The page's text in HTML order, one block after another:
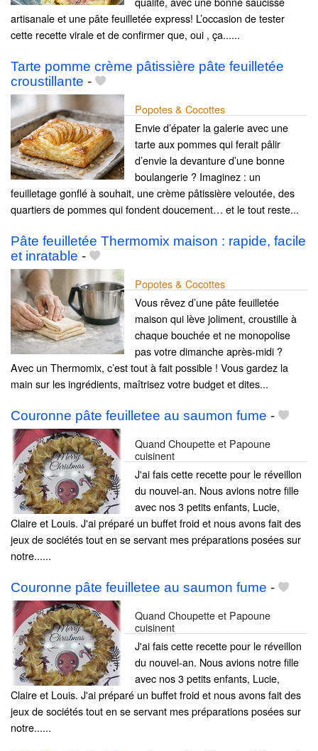
artisanale et une pâte feuilletée express! L’occasion de tester
cette recette virale et de confirmer que, oui , ça......
Tarte pomme crème pâtissière pâte feuilletée
croustillante -
Popotes & Cocottes
Envie d’épater la galerie avec une
tarte aux pommes qui ferait pâlir
d’envie la devanture d’une bonne
boulangerie ? Imaginez : un
feuilletage gonflé à souhait, une crème pâtissière veloutée, des
quartiers de pommes qui fondent doucement… et le tout reste...
Pâte feuilletée Thermomix maison : rapide, facile
et inratable -
Popotes & Cocottes
Vous rêvez d’une pâte feuilletée
maison qui lève joliment, croustille à
chaque bouchée et ne monopolise
pas votre dimanche après-midi ?
Avec un Thermomix, c’est tout à fait possible ! Vous gardez la
main sur les ingrédients, maîtrisez votre budget et dites...
Couronne pâte feuilletee au saumon fume -
Quand Choupette et Papoune
cuisinent
J'ai fais cette recette pour le réveillon
du nouvel-an. Nous avions notre fille
avec nos 3 petits enfants, Lucie,
Claire et Louis. J'ai préparé un buffet froid et nous avons fait des
jeux de sociétés tout en se servant mes préparations posées sur
notre......
Couronne pâte feuilletee au saumon fume -
Quand Choupette et Papoune
cuisinent
J'ai fais cette recette pour le réveillon
du nouvel-an. Nous avions notre fille
avec nos 3 petits enfants, Lucie,
Claire et Louis. J'ai préparé un buffet froid et nous avons fait des
jeux de sociétés tout en se servant mes préparations posées sur
notre......